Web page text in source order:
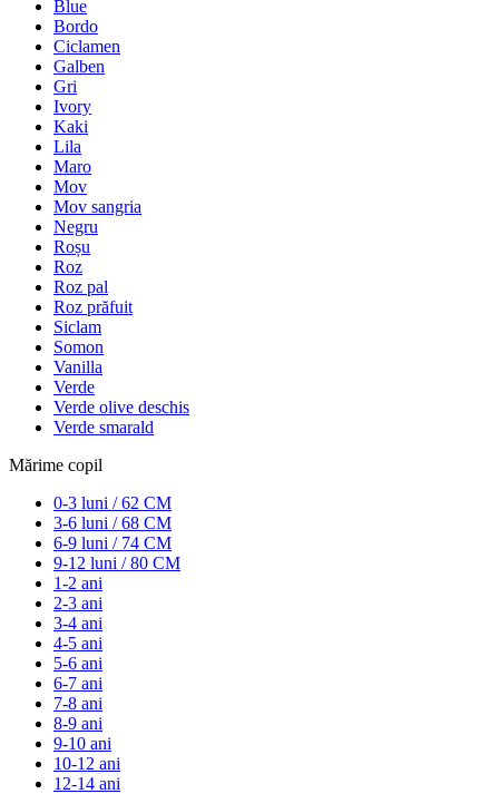
Blue
Bordo
Ciclamen
Galben
Gri
Ivory
Kaki
Lila
Maro
Mov
Mov sangria
Negru
Roșu
Roz
Roz pal
Roz prăfuit
Siclam
Somon
Vanilla
Verde
Verde olive deschis
Verde smarald
Mărime copil
0-3 luni / 62 CM
3-6 luni / 68 CM
6-9 luni / 74 CM
9-12 luni / 80 CM
1-2 ani
2-3 ani
3-4 ani
4-5 ani
5-6 ani
6-7 ani
7-8 ani
8-9 ani
9-10 ani
10-12 ani
12-14 ani